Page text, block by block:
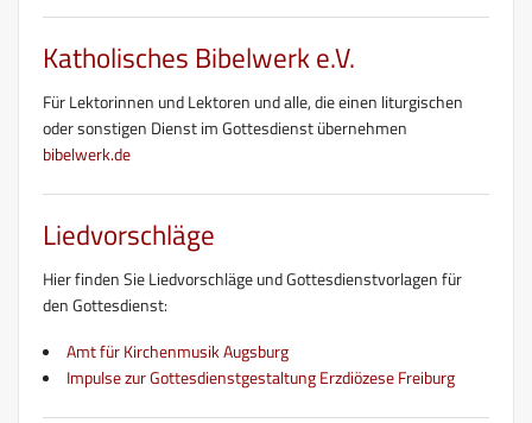
Katholisches Bibelwerk e.V.
Für Lektorinnen und Lektoren und alle, die einen liturgischen
oder sonstigen Dienst im Gottesdienst übernehmen
bibelwerk.de
Liedvorschläge
Hier finden Sie Liedvorschläge und Gottesdienstvorlagen für
den Gottesdienst:
Amt für Kirchenmusik Augsburg
Impulse zur Gottesdienstgestaltung Erzdiözese Freiburg